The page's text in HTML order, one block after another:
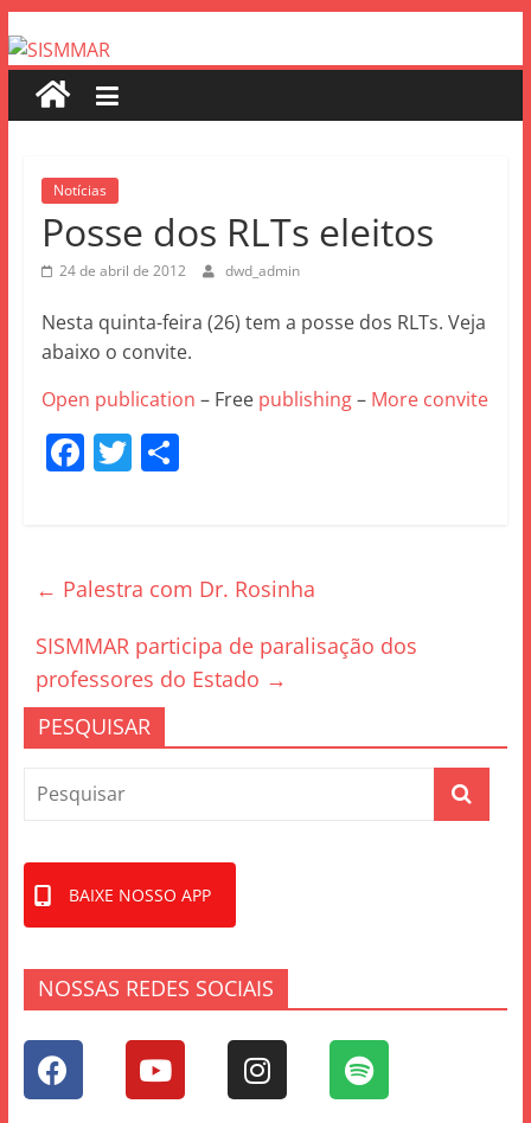
Notícias
Posse dos RLTs eleitos
24 de abril de 2012 dwd_admin
Nesta quinta-feira (26) tem a posse dos RLTs. Veja
abaixo o convite.
Open publication – Free publishing– More convite
F
b
o
o
k
T S
← Palestra com Dr. Rosinha
SISMMAR participa de paralisação dos
professores do Estado →
PESQUISAR
BAIXE NOSSO APP
NOSSAS REDES SOCIAIS